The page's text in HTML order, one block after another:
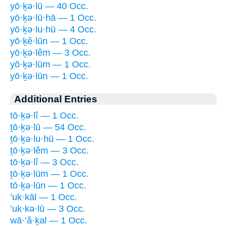
yō·ḵə·lū — 40 Occ.
yō·ḵə·lū·hā — 1 Occ.
yō·ḵə·lu·hū — 4 Occ.
yō·ḵê·lūn — 1 Occ.
yō·ḵə·lêm — 3 Occ.
yō·ḵə·lūm — 1 Occ.
yō·ḵə·lūn — 1 Occ.
Additional Entries
tō·ḵə·lî — 1 Occ.
ṯō·ḵə·lū — 54 Occ.
ṯō·ḵə·lu·hū — 1 Occ.
ṯō·ḵə·lêm — 3 Occ.
tō·ḵə·lî — 3 Occ.
ṯō·ḵə·lūm — 1 Occ.
tō·ḵə·lūn — 1 Occ.
’uk·kāl — 1 Occ.
’uk·kə·lū — 3 Occ.
wā·’ă·ḵal — 1 Occ.